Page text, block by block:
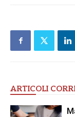
ARTICOLI